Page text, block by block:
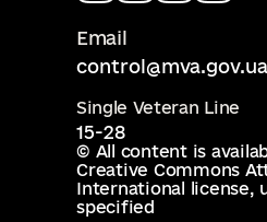
Email
control@mva.gov.ua
Single Veteran Line
15-28
© All content is
Creative Commons
International license,
specified